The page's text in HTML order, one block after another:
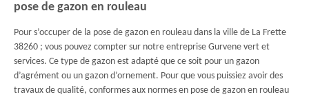
pose de gazon en rouleau
Pour s’occuper de la pose de gazon en rouleau dans la ville de La Frette
38260 ; vous pouvez compter sur notre entreprise Gurvene vert et
services. Ce type de gazon est adapté que ce soit pour un gazon
d’agrément ou un gazon d’ornement. Pour que vous puissiez avoir des
travaux de qualité, conformes aux normes en pose de gazon en rouleau